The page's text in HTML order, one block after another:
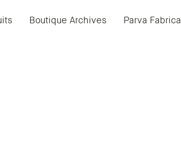
Boutique Archives Parva Fabrica